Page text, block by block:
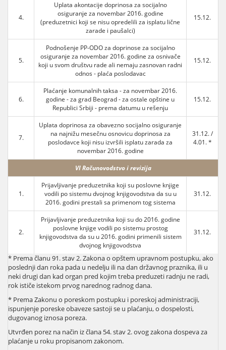
4.
Uplata akontacije doprinosa za socijalno
osiguranje za novembar 2016. godine
(preduzetnici koji se nisu opredelili za isplatu lične
zarade i paušalci)
15.12.
5.
Podnošenje PP-ODO za doprinose za socijalno
osiguranje za novembar 2016. godine za osnivače
koji u svom društvu rade ali nemaju zasnovan radni
odnos - plaća poslodavac
15.12.
6.
Plaćanje komunalnih taksa - za novembar 2016.
godine - za grad Beograd - za ostale opštine u
Republici Srbiji - prema datumu u rešenju
15.12.
7.
Uplata doprinosa za obavezno socijalno osiguranje
na najnižu mesečnu osnovicu doprinosa za
poslodavce koji nisu izvršili isplatu zarada za
novembar 2016. godine
31.12. /
4.01. *
VI Računovodstvo i revizija
1.
Prijavljivanje preduzetnika koji su poslovne knjige
vodili po sistemu dvojnog knjigovodstva da su u
2016. godini prestali sa primenom tog sistema
31.12.
2.
Prijavljivanje preduzetnika koji su do 2016. godine
poslovne knjige vodili po sistemu prostog
knjigovodstva da su u 2016. godini primenili sistem
dvojnog knjigovodstva
31.12.
* Prema članu 91. stav 2. Zakona o opštem upravnom postupku, ako
poslednji dan roka pada u nedelju ili na dan državnog praznika, ili u
neki drugi dan kad organ pred kojim treba preduzeti radnju ne radi,
rok ističe istekom prvog narednog radnog dana.
* Prema Zakonu o poreskom postupku i poreskoj administraciji,
ispunjenje poreske obaveze sastoji se u plaćanju, o dospelosti,
dugovanog iznosa poreza.
Utvrđen porez na način iz člana 54. stav 2. ovog zakona dospeva za
plaćanje u roku propisanom zakonom.